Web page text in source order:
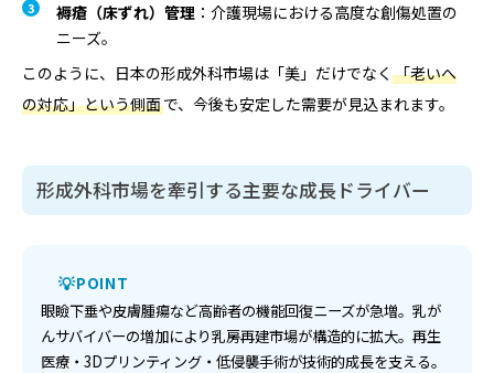
褥瘡（床ずれ）管理：介護現場における高度な創傷処置の
ニーズ。
このように、日本の形成外科市場は「美」だけでなく 「老いへ
の対応」という側面で、今後も安定した需要が見込まれます。
形成外科市場を牽引する主要な成長ドライバー
POINT
眼瞼下垂や皮膚腫瘍など高齢者の機能回復ニーズが急増。乳が
んサバイバーの増加により乳房再建市場が構造的に拡大。再生
医療・3Dプリンティング・低侵襲手術が技術的成長を支える。